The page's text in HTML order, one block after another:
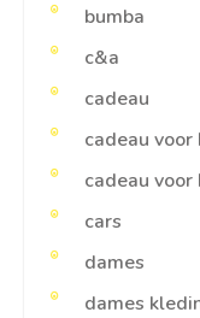
bumba
c&a
cadeau
cadeau voor
cadeau voor
cars
dames
dames